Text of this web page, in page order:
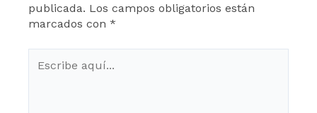
publicada. Los campos obligatorios están
marcados con *
aquí...